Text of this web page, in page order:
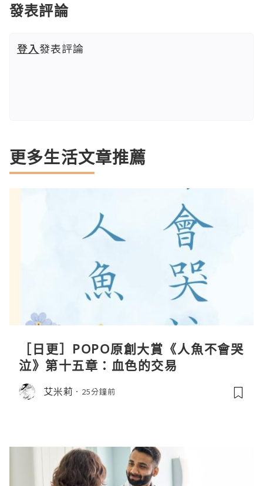
發表評論
登入發表評論
更多生活文章推薦
［日更］POPO原創大賞《人魚不會哭
泣》第十五章：血色的交易
艾米莉 25分鐘前